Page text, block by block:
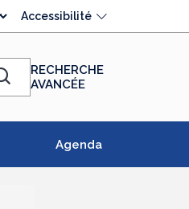
Accessibilité
Chercher
RECHERCHE
AVANCÉE
Agenda